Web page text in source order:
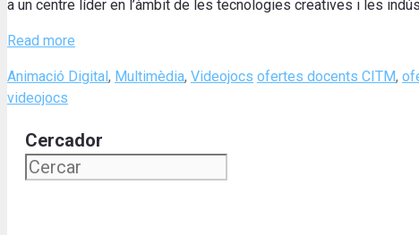
a un centre líder en l’àmbit de les tecnologies creatives i les
Read more
Categories
Animació Digital, Multimèdia, Videojocs Tags
ofertes docents CITM,
videojocs
Cercador